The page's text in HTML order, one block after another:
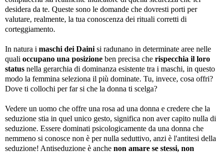
desidera da te. Queste sono le domande che dovresti porti per
valutare, realmente, la tua conoscenza dei rituali corretti di
corteggiamento.
In natura i maschi dei Daini si radunano in determinate aree nelle
quali occupano una posizione ben precisa che rispecchia il loro
status nella gerarchia di dominanza esistente tra i maschi, in questo
modo la femmina seleziona il più dominate. Tu, invece, cosa offri?
Dove ti collochi per far si che la donna ti scelga?
Vedere un uomo che offre una rosa ad una donna e credere che la
seduzione stia in quel unico gesto, significa non aver capito nulla di
seduzione. Essere dominati psicologicamente da una donna che
nemmeno si conosce non è per nulla seduttivo, anzi è l'antitesi della
seduzione! Antiseduzione è anche non amare se stessi, non